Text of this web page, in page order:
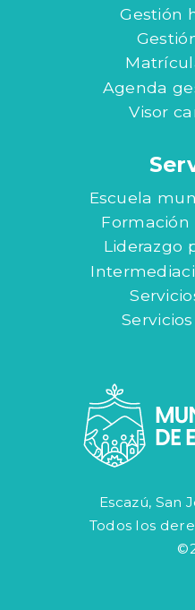
Gestión
Agenda
Visor
Escuela
Formación
Liderazgo
Escazú, San
Todos los